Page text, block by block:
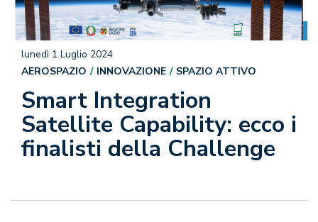
Smart Integration
Satellite Capability: ecco i
finalisti della Challenge
lunedì 1 Luglio 2024
AEROSPAZIO
INNOVAZIONE SPAZIO ATTIVO